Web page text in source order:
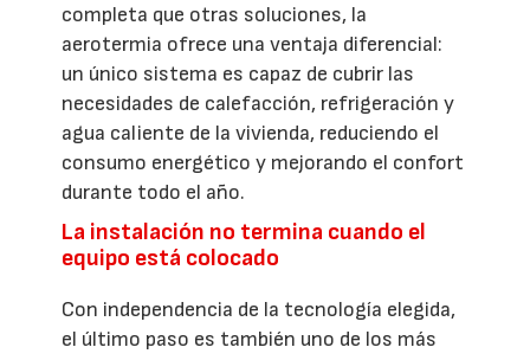
completa que otras soluciones, la
aerotermia ofrece una ventaja diferencial:
un único sistema es capaz de cubrir las
necesidades de calefacción, refrigeración y
agua caliente de la vivienda, reduciendo el
consumo energético y mejorando el confort
durante todo el año.
La instalación no termina cuando el
equipo está colocado
Con independencia de la tecnología elegida,
el último paso es también uno de los más